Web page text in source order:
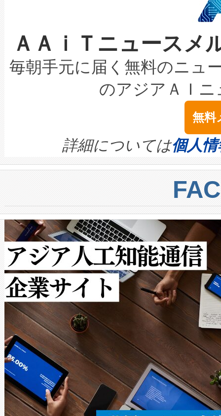
取得できる可能性もあります
設には、3億～4億ドルかか
最高経営責任者（CEO）であ
す。「当社のfully-connected
ームを利用すれば、6,000万
きます。この効率性は、フェ
限を超えて利用可能な電力容
持できるよう貢献します。こ
ービスレベル契約（SLA）違
テリー性能の劣化によるダウ
念は、現在データセンターが
ます。 Voltaiq provides a
quality and reliability for AI
BESS stack to ensure battery
centers. Voltaiqは、ai&のAI
からシステム統合、試運転、
クルの各段階のデータを監視
[…]
なレーザースポットにより、
な環境下でも豊かなディテー
キロメートル範囲を検出
LiDAR for Inspections,
は1535 nmレーザーを搭載。
イズの小径化を実現すること
す。ノーマルモードでは、
ートル先まで検出でき、これ
トに対して約600メートルに
では、反射率10％のターゲッ
で向上し、最大検知距離は
ットだけで最大1キロメート
ルの変電所周囲を監視でき、
作業と点群処理を簡素化でき
Avia 2は、2種類のFOVオプシ
× 80°のノーマルモード、長
ードを切り替えて使用するこ
ることなく、単一のデバイス
うにします。遠距離まで届く
密度なスキャ
ＡＡｉＴニュース
毎朝手元に届く無料のニュ
のアジアＡＩ
無料
詳細については個人